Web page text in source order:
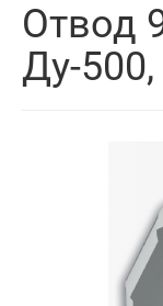
Отвод
Ду-